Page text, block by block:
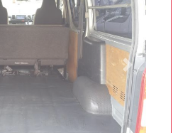
Next